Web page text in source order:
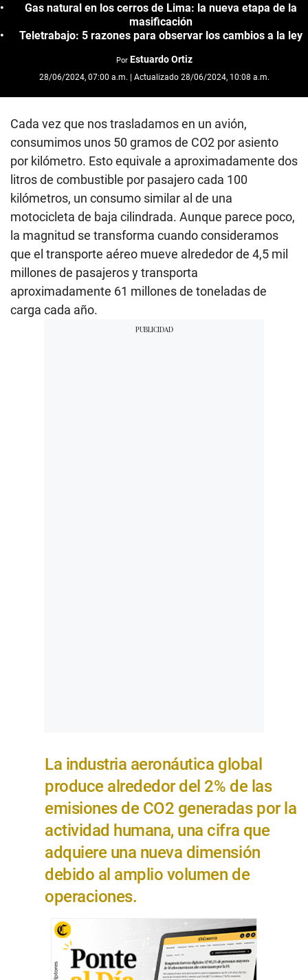
Gas natural en los cerros de Lima: la nueva etapa de la
masificación
Teletrabajo: 5 razones para observar los cambios a la ley
Por Estuardo Ortiz
28/06/2024, 07:00 a.m. | Actualizado 28/06/2024, 10:08 a.m.
Cada vez que nos trasladamos en un avión,
consumimos unos 50 gramos de CO2 por asiento
por kilómetro. Esto equivale a aproximadamente dos
litros de combustible por pasajero cada 100
kilómetros, un consumo similar al de una
motocicleta de baja cilindrada. Aunque parece poco,
la magnitud se transforma cuando consideramos
que el transporte aéreo mueve alrededor de 4,5 mil
millones de pasajeros y transporta
aproximadamente 61 millones de toneladas de
carga cada año.
La industria aeronáutica global
produce alrededor del 2% de las
emisiones de CO2 generadas por la
actividad humana, una cifra que
adquiere una nueva dimensión
debido al amplio volumen de
operaciones.